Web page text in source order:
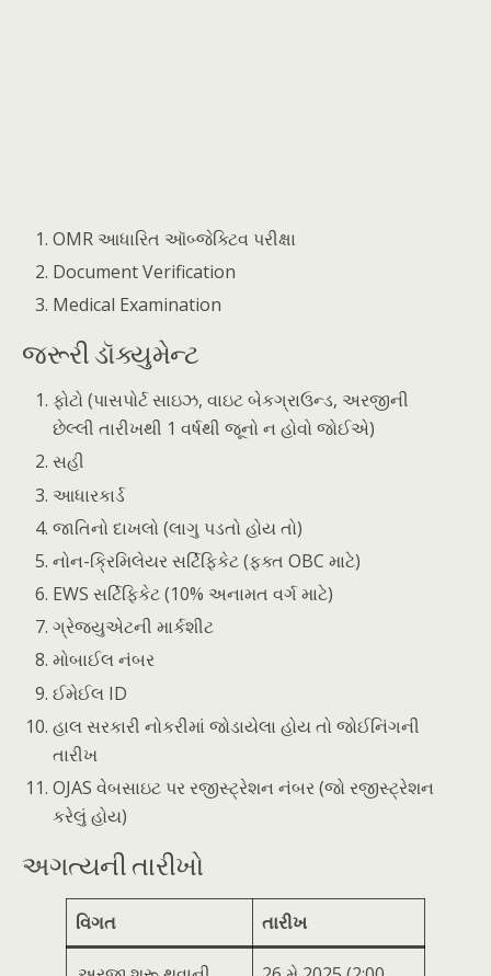
OMR આધારિત ઑબ્જેક્ટિવ પરીક્ષા
Document Verification
Medical Examination
જરૂરી ડૉક્યુમેન્ટ
ફોટો (પાસપોર્ટ સાઇઝ, વાઇટ બેકગ્રાઉન્ડ, અરજીની
છેલ્લી તારીખથી 1 વર્ષથી જૂનો ન હોવો જોઈએ)
સહી
આધારકાર્ડ
જાતિનો દાખલો (લાગુ પડતો હોય તો)
નોન-ક્રિમિલેયર સર્ટિફિકેટ (ફક્ત OBC માટે)
EWS સર્ટિફિકેટ (10% અનામત વર્ગ માટે)
ગ્રેજ્યુએટની માર્કશીટ
મોબાઈલ નંબર
ઈમેઈલ ID
હાલ સરકારી નોકરીમાં જોડાયેલા હોય તો જોઈનિંગની
તારીખ
OJAS વેબસાઇટ પર રજીસ્ટ્રેશન નંબર (જો રજીસ્ટ્રેશન
કરેલું હોય)
અગત્યની તારીખો
વિગત તારીખ